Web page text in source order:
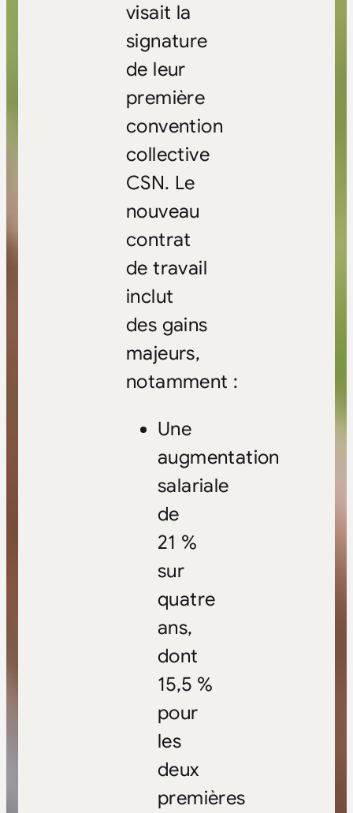
visait la
signature
de leur
première
convention
collective
CSN. Le
nouveau
contrat
de travail
inclut
des gains
majeurs,
notamment :
Une
augmentation
salariale
de
21 %
sur
quatre
ans,
dont
15,5 %
pour
les
deux
premières